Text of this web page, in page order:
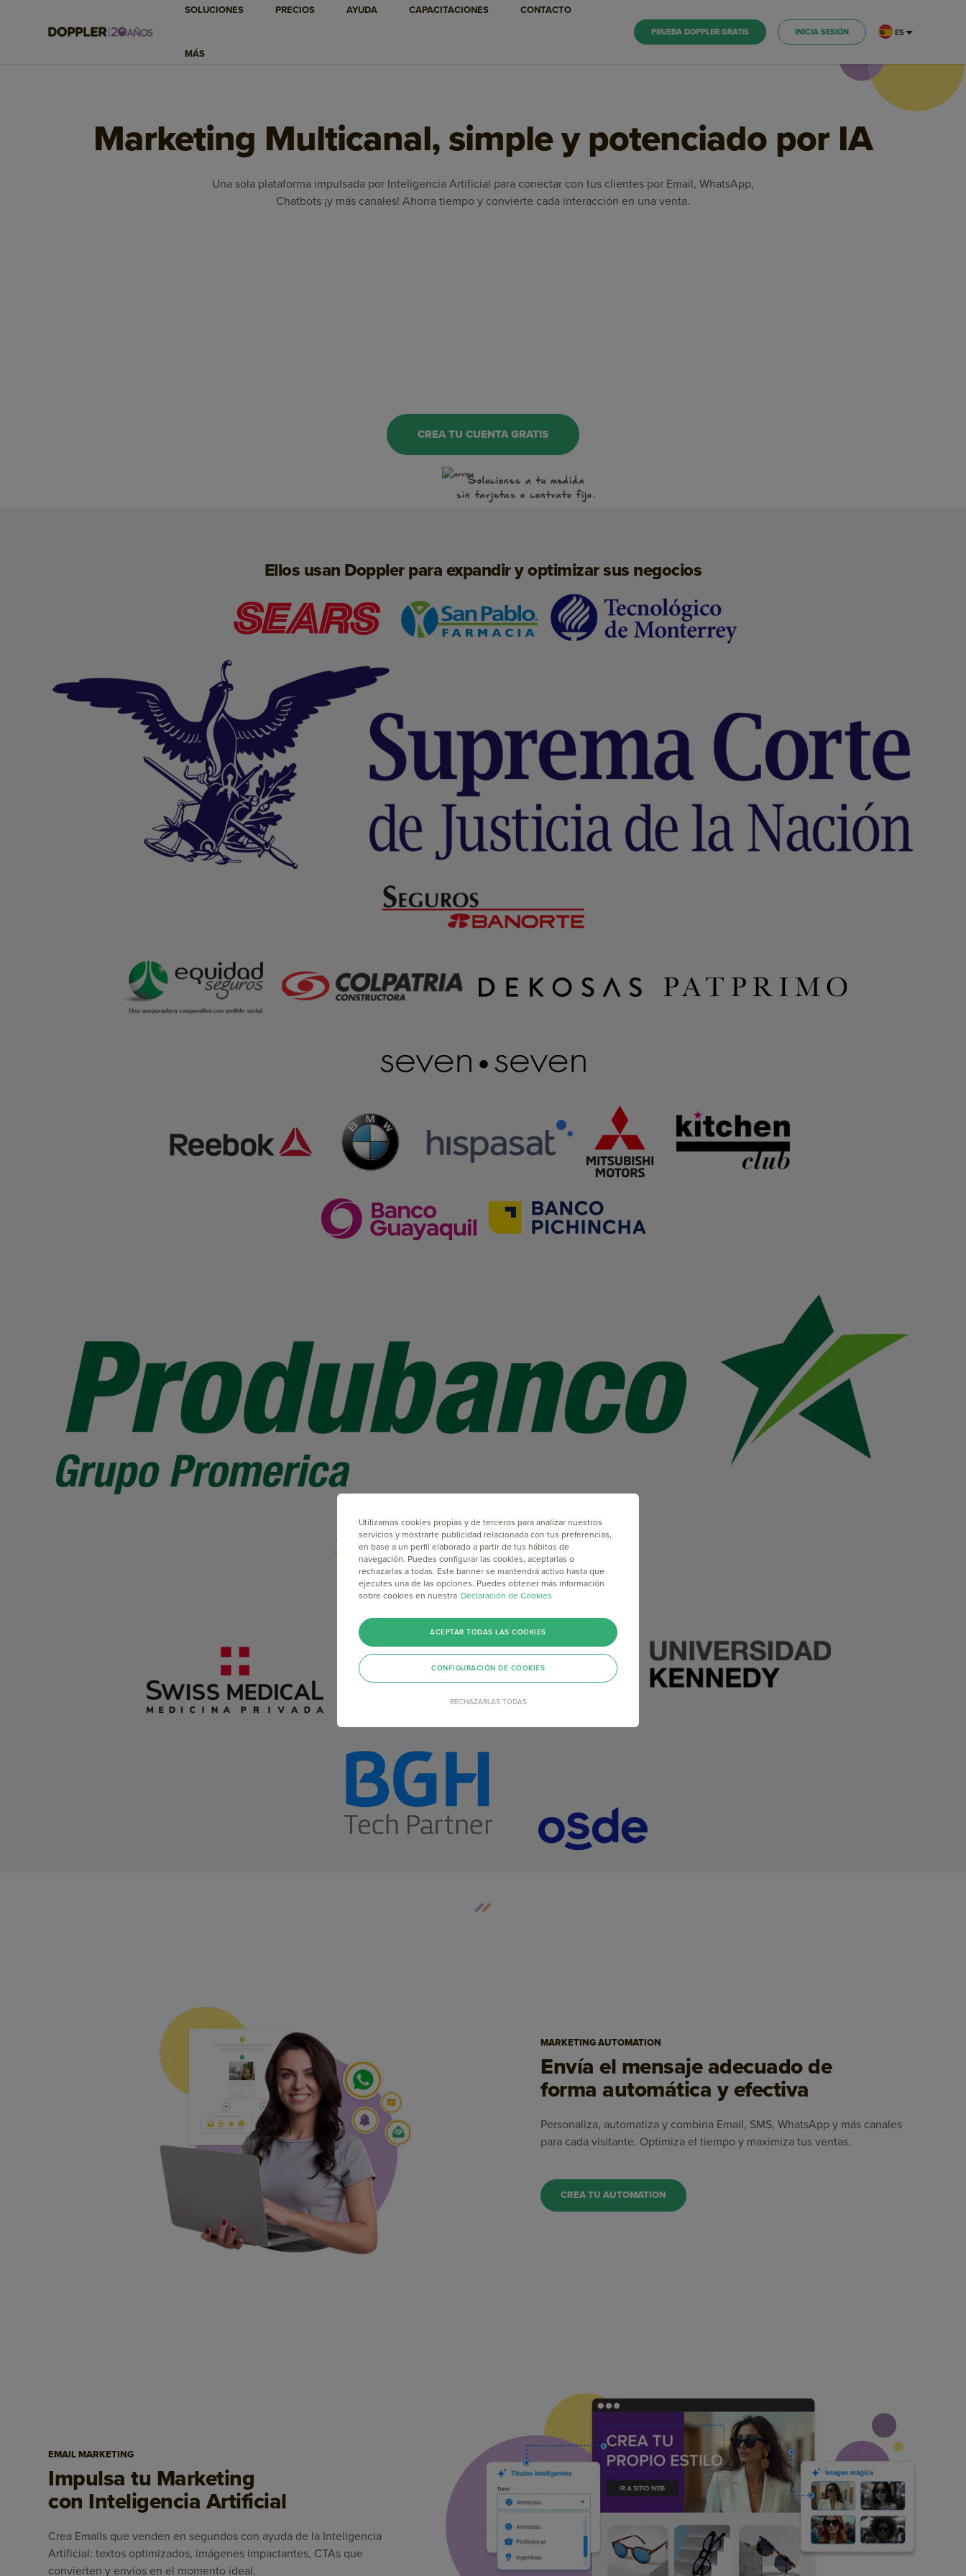
SOLUCIONES PRECIOS AYUDA CAPACITACIONES CONTACTO
MÁS
PRUEBA DOPPLER GRATIS INICIA SESIÓN ES
Marketing Multicanal, simple y potenciado por IA
Una sola plataforma impulsada por Inteligencia Artificial para conectar con tus clientes por Email, WhatsApp,
Chatbots ¡y más canales! Ahorra tiempo y convierte cada interacción en una venta.
Notificaciones Push
Conversaciones
SMS Marketing
CREA TU CUENTA GRATIS
Soluciones a tu medida
sin tarjetas o contrato fijo.
Ellos usan Doppler para expandir y optimizar sus negocios
MARKETING AUTOMATION
Envía el mensaje adecuado de
forma automática y efectiva
Personaliza, automatiza y combina Email, SMS, WhatsApp y más canales
para cada visitante. Optimiza el tiempo y maximiza tus ventas.
CREA TU AUTOMATION
EMAIL MARKETING
Impulsa tu Marketing
con Inteligencia Artificial
Crea Emails que venden en segundos con ayuda de la Inteligencia
Artificial: textos optimizados, imágenes impactantes, CTAs que
convierten y envíos en el momento ideal.
Utilizamos cookies propias y de terceros para analizar nuestros
servicios y mostrarte publicidad relacionada con tus preferencias,
en base a un perfil elaborado a partir de tus hábitos de
navegación. Puedes configurar las cookies, aceptarlas o
rechazarlas a todas. Este banner se mantendrá activo hasta que
ejecutes una de las opciones. Puedes obtener más información
sobre cookies en nuestra Declaración de Cookies
RECHAZARLAS TODAS
ACEPTAR TODAS LAS COOKIES
CONFIGURACIÓN DE COOKIES